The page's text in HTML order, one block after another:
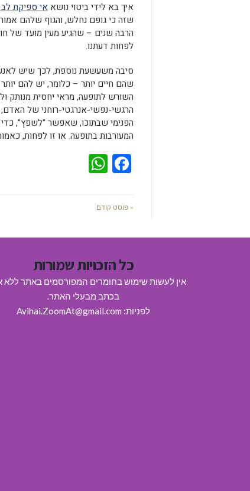
איך בא לידי ביטוי נושא אי ספיקת
שזה כי גופם נחלש, והגוף שלהם
הרבה שנים – שהגיע מעין מועד של
לפחות דעתנו.
סיבה משעשעת נוספת, לכך שיש
שהם חיים יותר – כלומר, יש להם
השורש לתופעה, מראי יחסית מנותק
הרגשי-נפשי-אנרגטי-רוחני של
הפנימי שבתוכו, שאפשר "לשפץ", כדי
המעורבות בתופעה. או זו לפחות,
Facebook
« פוסט קודם
כל הזכויות שמורות
אין לעשות שימוש בחומרים המפורסמים באתר ללא
בכתב מבעלי האתר.
לפניות: Avihai.ZoomAt@gmail.com